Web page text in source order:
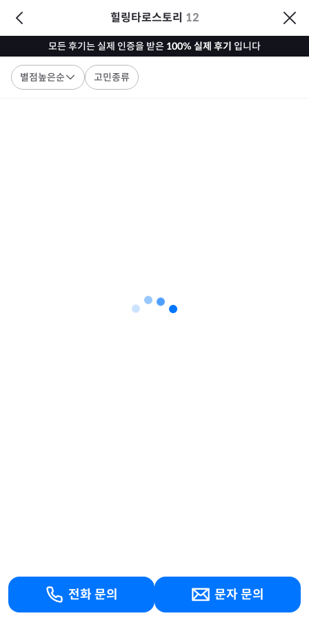
힐링타로스토리 12
모든 후기는 실제 인증을 받은 100% 실제 후기 입니다
별점높은순 고민종류
전화 문의 문자 문의